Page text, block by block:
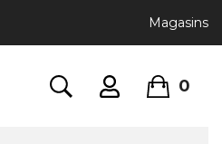
Magasins
0